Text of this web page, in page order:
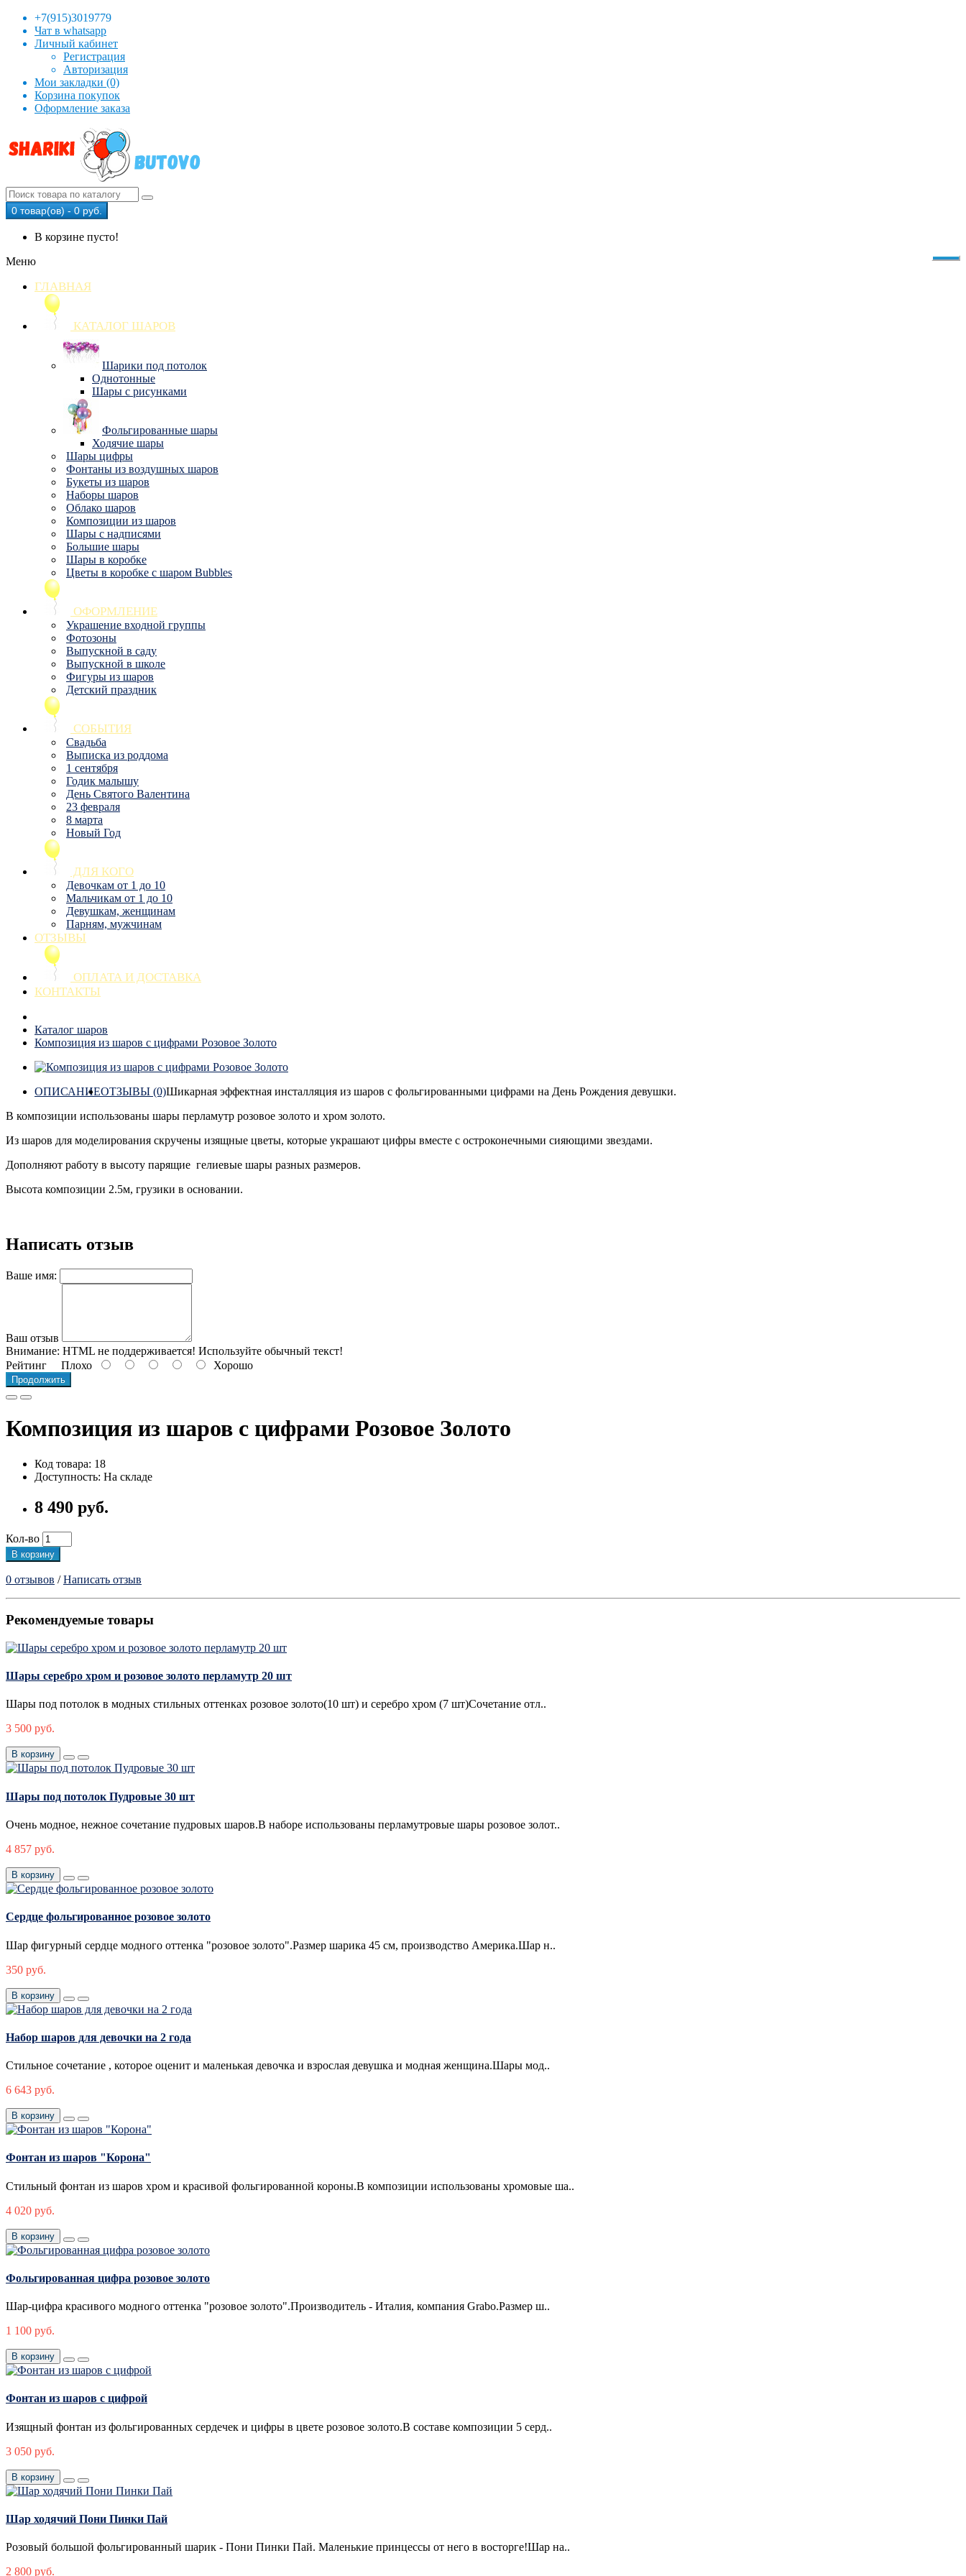
+7(915)3019779
Чат в whatsapp
Личный кабинет
Регистрация
Авторизация
Мои закладки (0)
Корзина покупок
Оформление заказа
0 товар(ов) - 0 руб.
В корзине пусто!
Меню
ГЛАВНАЯ
КАТАЛОГ ШАРОВ
Шарики под потолок
Однотонные
Шары с рисунками
Фольгированные шары
Ходячие шары
Шары цифры
Фонтаны из воздушных шаров
Букеты из шаров
Наборы шаров
Облако шаров
Композиции из шаров
Шары с надписями
Большие шары
Шары в коробке
Цветы в коробке с шаром Bubbles
ОФОРМЛЕНИЕ
Украшение входной группы
Фотозоны
Выпускной в саду
Выпускной в школе
Фигуры из шаров
Детский праздник
СОБЫТИЯ
Свадьба
Выписка из роддома
1 сентября
Годик малышу
День Святого Валентина
23 февраля
8 марта
Новый Год
ДЛЯ КОГО
Девочкам от 1 до 10
Мальчикам от 1 до 10
Девушкам, женщинам
Парням, мужчинам
ОТЗЫВЫ
ОПЛАТА И ДОСТАВКА
КОНТАКТЫ
Каталог шаров
Композиция из шаров с цифрами Розовое Золото
ОПИСАНИЕОТЗЫВЫ (0)Шикарная эффектная инсталляция из шаров с фольгированными цифрами на День Рождения девушки.
В композиции использованы шары перламутр розовое золото и хром золото.
Из шаров для моделирования скручены изящные цветы, которые украшают цифры вместе с остроконечными сияющими звездами.
Дополняют работу в высоту парящие гелиевые шары разных размеров.
Высота композиции 2.5м, грузики в основании.
Написать отзыв
Ваше имя:
Ваш отзыв
Внимание: HTML не поддерживается! Используйте обычный текст!
Рейтинг Плохо Хорошо
Продолжить
Композиция из шаров с цифрами Розовое Золото
Код товара: 18
Доступность: На складе
8 490 руб.
Кол-во
В корзину
0 отзывов /Написать отзыв
Рекомендуемые товары
Шары серебро хром и розовое золото перламутр 20 шт
Шары под потолок в модных стильных оттенках розовое золото(10 шт) и серебро хром (7 шт)Сочетание отл..
3 500 руб.
В корзину
Шары под потолок Пудровые 30 шт
Очень модное, нежное сочетание пудровых шаров.В наборе использованы перламутровые шары розовое золот..
4 857 руб.
В корзину
Сердце фольгированное розовое золото
Шар фигурный сердце модного оттенка "розовое золото".Размер шарика 45 см, производство Америка.Шар н..
350 руб.
В корзину
Набор шаров для девочки на 2 года
Стильное сочетание , которое оценит и маленькая девочка и взрослая девушка и модная женщина.Шары мод..
6 643 руб.
В корзину
Фонтан из шаров "Корона"
Стильный фонтан из шаров хром и красивой фольгированной короны.В композиции использованы хромовые ша..
4 020 руб.
В корзину
Фольгированная цифра розовое золото
Шар-цифра красивого модного оттенка "розовое золото".Производитель - Италия, компания Grabo.Размер ш..
1 100 руб.
В корзину
Фонтан из шаров с цифрой
Изящный фонтан из фольгированных сердечек и цифры в цвете розовое золото.В составе композиции 5 серд..
3 050 руб.
В корзину
Шар ходячий Пони Пинки Пай
Розовый большой фольгированный шарик - Пони Пинки Пай. Маленькие принцессы от него в восторге!Шар на..
2 800 руб.